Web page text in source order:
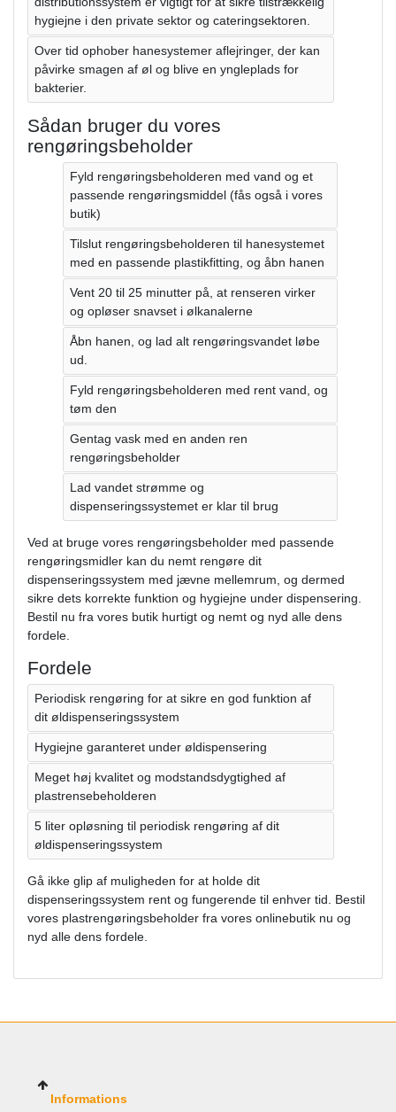
hygiejne i den private sektor og cateringsektoren.
Over tid ophober hanesystemer aflejringer, der kan
påvirke smagen af ​​øl og blive en yngleplads for
bakterier.
Sådan bruger du vores
rengøringsbeholder
Fyld rengøringsbeholderen med vand og et
passende rengøringsmiddel (fås også i vores
butik)
Tilslut rengøringsbeholderen til hanesystemet
med en passende plastikfitting, og åbn hanen
Vent 20 til 25 minutter på, at renseren virker
og opløser snavset i ølkanalerne
Åbn hanen, og lad alt rengøringsvandet løbe
ud.
Fyld rengøringsbeholderen med rent vand, og
tøm den
Gentag vask med en anden ren
rengøringsbeholder
Lad vandet strømme og
dispenseringssystemet er klar til brug
Ved at bruge vores rengøringsbeholder med passende
rengøringsmidler kan du nemt rengøre dit
dispenseringssystem med jævne mellemrum, og dermed
sikre dets korrekte funktion og hygiejne under dispensering.
Bestil nu fra vores butik hurtigt og nemt og nyd alle dens
fordele.
Fordele
Periodisk rengøring for at sikre en god funktion af
dit øldispenseringssystem
Hygiejne garanteret under øldispensering
Meget høj kvalitet og modstandsdygtighed af
plastrensebeholderen
5 liter opløsning til periodisk rengøring af dit
øldispenseringssystem
Gå ikke glip af muligheden for at holde dit
dispenseringssystem rent og fungerende til enhver tid. Bestil
vores plastrengøringsbeholder fra vores onlinebutik nu og
nyd alle dens fordele.
Informations